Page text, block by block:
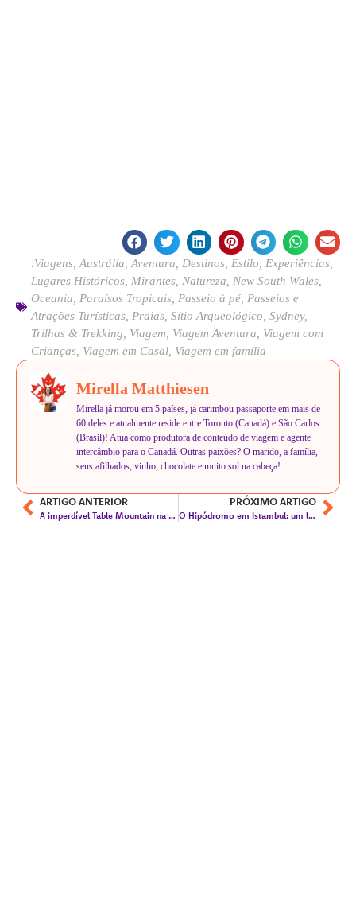
.Viagens Austrália Aventura Destinos Estilo Experiências
Lugares Históricos Mirantes Natureza New South Wales
Oceania
Paraísos Tropicais Passeio à pé Passeios e
Atrações Turísticas Praias Sítio Arqueológico Sydney,
Trilhas & Trekking
Viagem Viagem Aventura
Viagem com
Crianças Viagem em Casal Viagem em família
Mirella Matthiesen
Mirella já morou em 5 países, já carimbou passaporte em mais de
60 deles e atualmente reside entre Toronto (Canadá) e São Carlos
(Brasil)! Atua como produtora de conteúdo de viagem e agente
intercâmbio para o Canadá. Outras paixões? O marido, a família,
seus afilhados, vinho, chocolate e muito sol na cabeça!
ARTIGO ANTERIOR
A imperdível Table Mountain na Cidade do Cabo
PRÓXIMO ARTIGO
O Hipódromo em Istambul: um lugar cheio de história